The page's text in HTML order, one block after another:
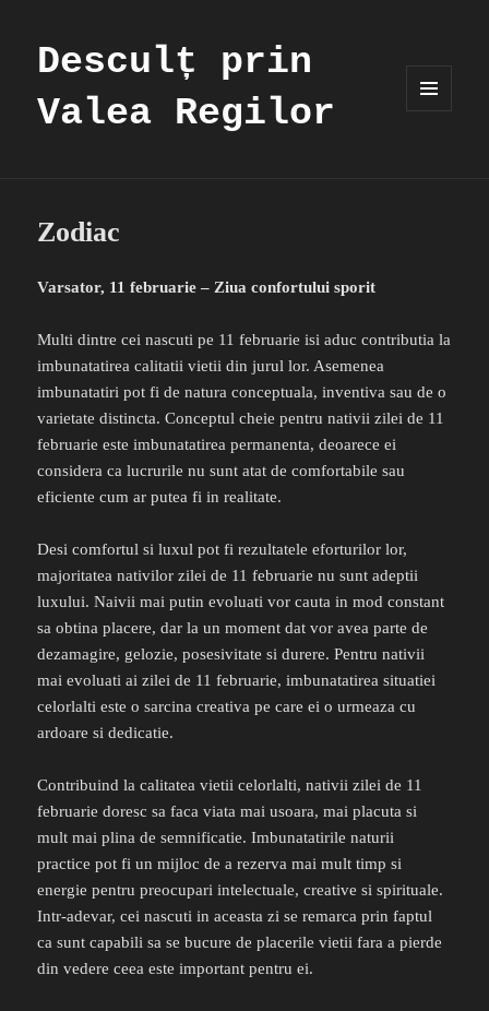
Desculț prin
Valea Regilor
Zodiac
Varsator, 11 februarie – Ziua confortului sporit
Multi dintre cei nascuti pe 11 februarie isi aduc contributia la
imbunatatirea calitatii vietii din jurul lor. Asemenea
imbunatatiri pot fi de natura conceptuala, inventiva sau de o
varietate distincta. Conceptul cheie pentru nativii zilei de 11
februarie este imbunatatirea permanenta, deoarece ei
considera ca lucrurile nu sunt atat de comfortabile sau
eficiente cum ar putea fi in realitate.
Desi comfortul si luxul pot fi rezultatele eforturilor lor,
majoritatea nativilor zilei de 11 februarie nu sunt adeptii
luxului. Naivii mai putin evoluati vor cauta in mod constant
sa obtina placere, dar la un moment dat vor avea parte de
dezamagire, gelozie, posesivitate si durere. Pentru nativii
mai evoluati ai zilei de 11 februarie, imbunatatirea situatiei
celorlalti este o sarcina creativa pe care ei o urmeaza cu
ardoare si dedicatie.
Contribuind la calitatea vietii celorlalti, nativii zilei de 11
februarie doresc sa faca viata mai usoara, mai placuta si
mult mai plina de semnificatie. Imbunatatirile naturii
practice pot fi un mijloc de a rezerva mai mult timp si
energie pentru preocupari intelectuale, creative si spirituale.
Intr-adevar, cei nascuti in aceasta zi se remarca prin faptul
ca sunt capabili sa se bucure de placerile vietii fara a pierde
din vedere ceea este important pentru ei.